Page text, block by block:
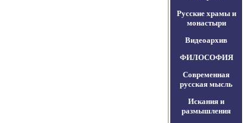
Русские храмы и
монастыри
Видеоархив
ФИЛОСОФИЯ
Современная
русская мысль
Искания и
размышления